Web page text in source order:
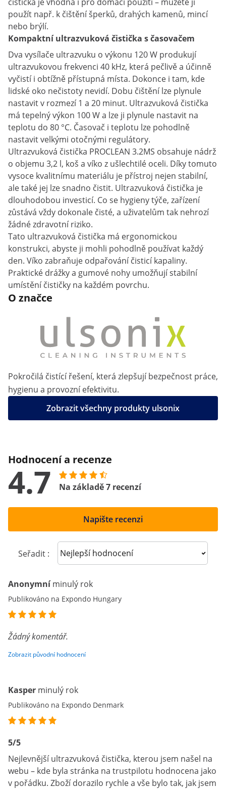
použít např. k čištění šperků, drahých kamenů, mincí
nebo brýlí.
Kompaktní ultrazvuková čistička s časovačem
Dva vysílače ultrazvuku o výkonu 120 W produkují
ultrazvukovou frekvenci 40 kHz, která pečlivě a účinně
vyčistí i obtížně přístupná místa. Dokonce i tam, kde
lidské oko nečistoty nevidí. Dobu čištění lze plynule
nastavit v rozmezí 1 a 20 minut. Ultrazvuková čistička
má tepelný výkon 100 W a lze ji plynule nastavit na
teplotu do 80 °C. Časovač i teplotu lze pohodlně
nastavit velkými otočnými regulátory.
Ultrazvuková čistička PROCLEAN 3.2MS obsahuje nádrž
o objemu 3,2 l, koš a víko z ušlechtilé oceli. Díky tomuto
vysoce kvalitnímu materiálu je přístroj nejen stabilní,
ale také jej lze snadno čistit. Ultrazvuková čistička je
dlouhodobou investicí. Co se hygieny týče, zařízení
zůstává vždy dokonale čisté, a uživatelům tak nehrozí
žádné zdravotní riziko.
Tato ultrazvuková čistička má ergonomickou
konstrukci, abyste ji mohli pohodlně používat každý
den. Víko zabraňuje odpařování čisticí kapaliny.
Praktické drážky a gumové nohy umožňují stabilní
umístění čističky na každém povrchu.
O značce
Pokročilá čistící řešení, která zlepšují bezpečnost práce,
hygienu a provozní efektivitu.
Zobrazit všechny produkty ulsonix
Hodnocení a recenze
4.7 Na základě 7 recenzí
Napište recenzi
Seřadit : Sort reviews
Anonymní minulý rok
Publikováno na Expondo Hungary
Žádný komentář.
Zobrazit původní hodnocení
Kasper minulý rok
Publikováno na Expondo Denmark
5/5
Nejlevnější ultrazvuková čistička, kterou jsem našel na
webu – kde byla stránka na trustpilotu hodnocena jako
v pořádku. Zboží dorazilo rychle a vše bylo tak, jak jsem